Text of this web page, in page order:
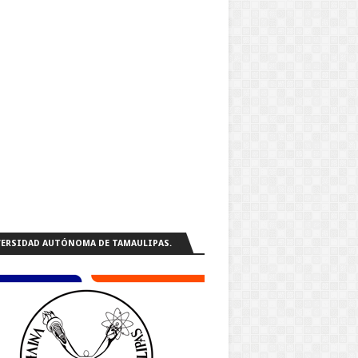
AUTÓNOMA DE TAMAULIPAS.